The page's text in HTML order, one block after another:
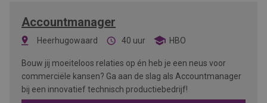
Accountmanager
Heerhugowaard 40 uur HBO
Bouw jij moeiteloos relaties op én heb je een neus voor
commerciële kansen? Ga aan de slag als Accountmanager
bij een innovatief technisch productiebedrijf!